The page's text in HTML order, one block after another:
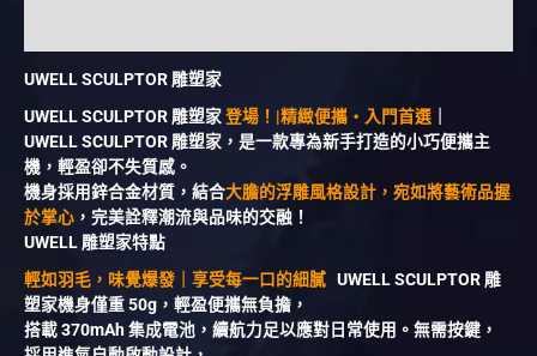
UWELL SCULPTOR 雕塑家
UWELL SCULPTOR 雕塑家登場！|精緻便攜・入門首選
UWELL SCULPTOR 雕塑家，是一款專為新手打造的小巧便攜主
機，輕盈卻不失質感。
機身採用鋅合金材質，結合大膽的浮雕風格設計，宛如將藝術品握
於掌心 ，完美詮釋潮流與品味的交融！
UWELL 雕塑家特點
輕如羽毛，味覺爆發｜享受每一口的細膩 UWELL SCULPTOR 雕
塑家機身僅重 50g，輕盈便攜無負擔，
搭載 370mAh 集成電池，續航力足以應對日常使用。無需按鍵，